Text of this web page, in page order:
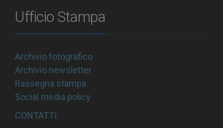
Ufficio Stampa
Archivio fotografico
Archivio newsletter
Rassegna stampa
Social media policy
CONTATTI